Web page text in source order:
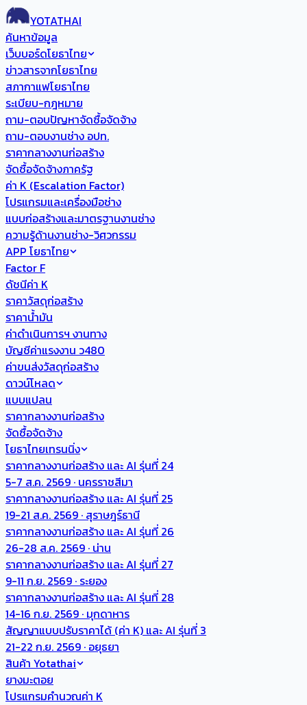
YOTATHAI
ค้นหาข้อมูล
เว็บบอร์ดโยธาไทย
ข่าวสารจากโยธาไทย
สภากาแฟโยธาไทย
ระเบียบ-กฎหมาย
ถาม-ตอบปัญหาจัดซื้อจัดจ้าง
ถาม-ตอบงานช่าง อปท.
ราคากลางงานก่อสร้าง
จัดซื้อจัดจ้างภาครัฐ
ค่า K (Escalation Factor)
โปรแกรมและเครื่องมือช่าง
แบบก่อสร้างและมาตรฐานงานช่าง
ความรู้ด้านงานช่าง-วิศวกรรม
APP โยธาไทย
Factor F
ดัชนีค่า K
ราคาวัสดุก่อสร้าง
ราคาน้ำมัน
ค่าดำเนินการฯ งานทาง
บัญชีค่าแรงงาน ว480
ค่าขนส่งวัสดุก่อสร้าง
ดาวน์โหลด
แบบแปลน
ราคากลางงานก่อสร้าง
จัดซื้อจัดจ้าง
โยธาไทยเทรนนิ่ง
ราคากลางงานก่อสร้าง และ AI รุ่นที่ 24
5-7 ส.ค. 2569 · นครราชสีมา
ราคากลางงานก่อสร้าง และ AI รุ่นที่ 25
19-21 ส.ค. 2569 · สุราษฎร์ธานี
ราคากลางงานก่อสร้าง และ AI รุ่นที่ 26
26-28 ส.ค. 2569 · น่าน
ราคากลางงานก่อสร้าง และ AI รุ่นที่ 27
9-11 ก.ย. 2569 · ระยอง
ราคากลางงานก่อสร้าง และ AI รุ่นที่ 28
14-16 ก.ย. 2569 · มุกดาหาร
สัญญาแบบปรับราคาได้ (ค่า K) และ AI รุ่นที่ 3
21-22 ก.ย. 2569 · อยุธยา
สินค้า Yotathai
ยางมะตอย
โปรแกรมคำนวณค่า K